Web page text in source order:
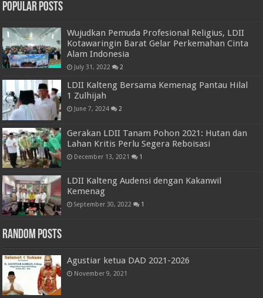
Popular Posts
Wujudkan Pemuda Profesional Religius, LDII
Kotawaringin Barat Gelar Perkemahan Cinta
Alam Indonesia
July 31, 2022 2
LDII Kalteng Bersama Kemenag Pantau Hilal
1 Zulhijah
June 7, 2024 2
Gerakan LDII Tanam Pohon 2021: Hutan dan
Lahan Kritis Perlu Segera Reboisasi
December 13, 2021 1
LDII Kalteng Audensi dengan Kakanwil
Kemenag
September 30, 2022 1
Random Posts
Agustiar ketua DAD 2021-2026
November 9, 2021